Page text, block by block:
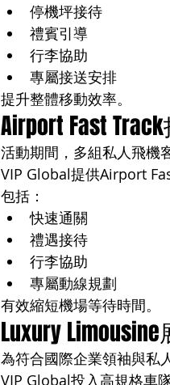
停機坪接待
禮賓引導
行李協助
專屬接送安排
提升整體移動效率。
Airport Fast
活動期間，多組私人飛機
VIP Global提供Airport
包括：
快速通關
禮遇接待
行李協助
專屬動線規劃
有效縮短機場等待時間。
Luxury
為符合國際企業領袖與私
VIP Global投入高規格車隊